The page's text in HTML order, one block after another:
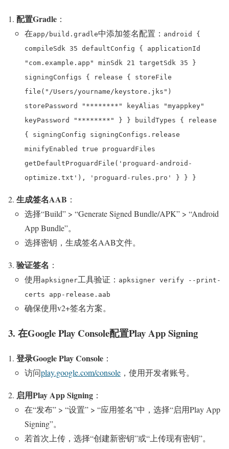
配置Gradle ：
在app/build.gradle中添加签名配置： android {
compileSdk 35 defaultConfig { applicationId
"com.example.app" minSdk 21 targetSdk 35 }
signingConfigs { release { storeFile
file("/Users/yourname/keystore.jks")
storePassword "********" keyAlias "myappkey"
keyPassword "********" } } buildTypes { release
{ signingConfig signingConfigs.release
minifyEnabled true proguardFiles
getDefaultProguardFile('proguard-android-
optimize.txt'), 'proguard-rules.pro' } } }
生成签名AAB ：
选择“Build” > “Generate Signed Bundle/APK” > “Android
App Bundle”。
选择密钥，生成签名AAB文件。
验证签名 ：
使用apksigner工具验证： apksigner verify --print-
certs app-release.aab
确保使用v2+签名方案。
3. 在Google Play Console配置Play App Signing
登录Google Play Console ：
访问play.google.com/console ，使用开发者账号。
启用Play App Signing ：
在“发布” > “设置” > “应用签名”中，选择“启用Play App
Signing”。
若首次上传，选择“创建新密钥”或“上传现有密钥”。